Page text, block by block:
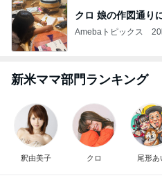
新米ママ部門ランキング
もっと見る